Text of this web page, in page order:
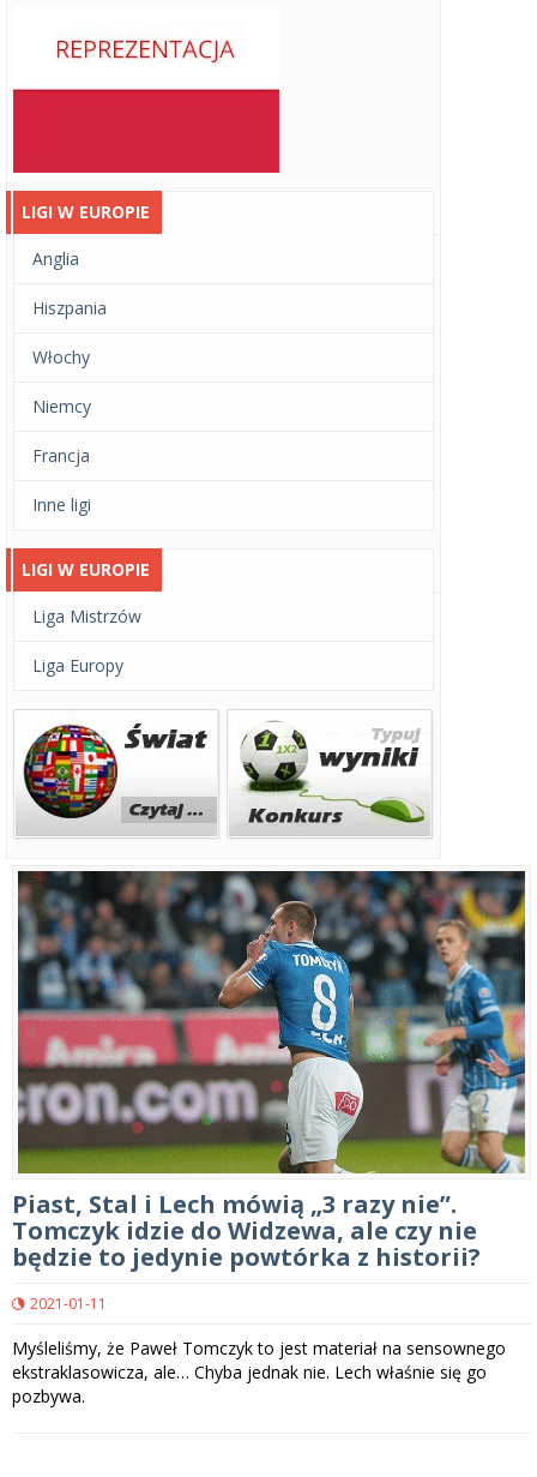
LIGI W EUROPIE
Anglia
Hiszpania
Włochy
Niemcy
Francja
Inne ligi
LIGI W EUROPIE
Liga Mistrzów
Liga Europy
Piast, Stal i Lech mówią „3 razy nie”.
Tomczyk idzie do Widzewa, ale czy nie
będzie to jedynie powtórka z historii?
2021-01-11
Myśleliśmy, że Paweł Tomczyk to jest materiał na sensownego
ekstraklasowicza, ale… Chyba jednak nie. Lech właśnie się go
pozbywa.